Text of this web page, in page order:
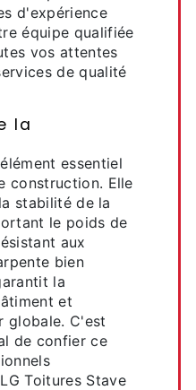
d'expérience
équipe qualifiée
vos attentes
de qualité
la
essentiel
construction. Elle
stabilité de la
le poids de
aux
bien
la
et
globale. C'est
de confier ce
Toitures Stave